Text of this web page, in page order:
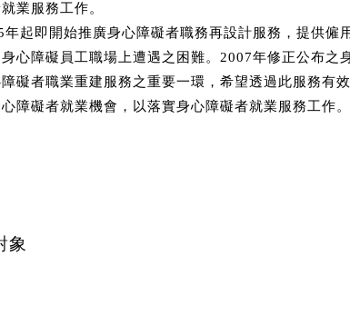
業服務工作。
起即開始推廣身心障礙者職務再設計服務，提供僱
心障礙員工職場上遭遇之困難。2007年修正公布之
礙者職業重建服務之重要一環，希望透過此服務有
障礙者就業機會，以落實身心障礙者就業服務工作。
象